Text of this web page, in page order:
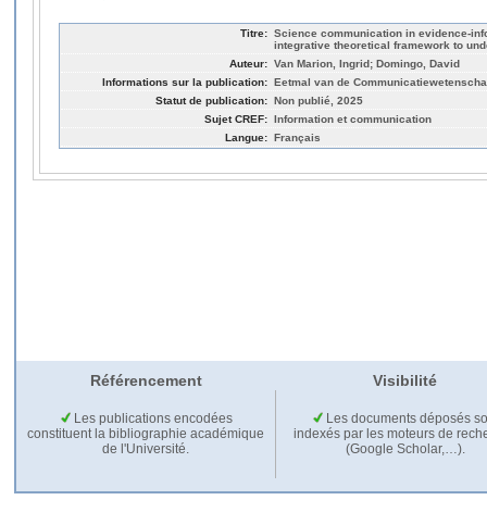
Titre: Science communication in evidence-
integrative theoretical framework to
Auteur: Van Marion, Ingrid; Domingo, David
Informations sur la publication: Eetmal van de
Statut de publication: Non publié, 2025
Sujet CREF: Information et communication
Langue: Français
Référencement Visibilité
Les publications encodées
constituent la bibliographie académique
de l'Université.
Les documents déposés
indexés par les moteurs de
(Google Scholar,…).